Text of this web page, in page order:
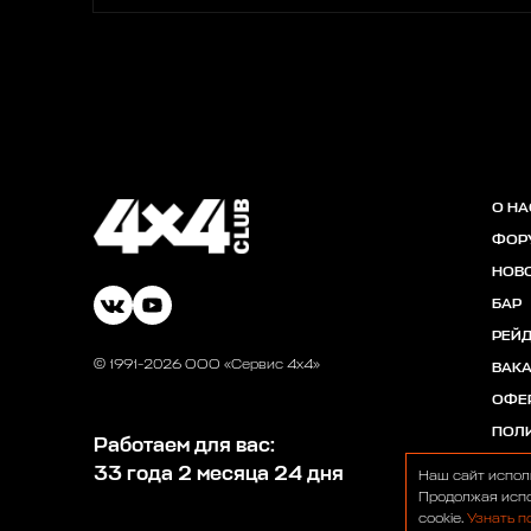
© 1991-2026 ООО «Сервис 4х4»
Работаем для вас:
33 года 2 месяца 24 дня
О
БАР
Наш сайт
Продолжая
cookie. Узнать